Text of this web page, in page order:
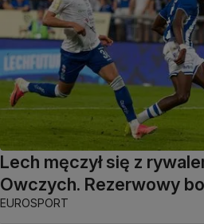
Lech męczył się z
Owczych. Rezerwowy
EUROSPORT